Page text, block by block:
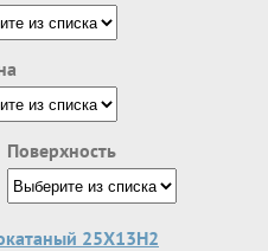
Поверхность
25Х13Н2